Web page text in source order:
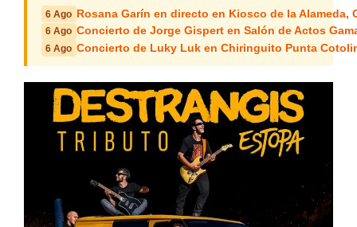
6 Ago Rosana Garín en directo en Kiosco de la Alameda,
6 Ago Concierto de Jorge Gispert en Salón de Actos
6 Ago Concierto de Luky Luk en Chiringuito Punta